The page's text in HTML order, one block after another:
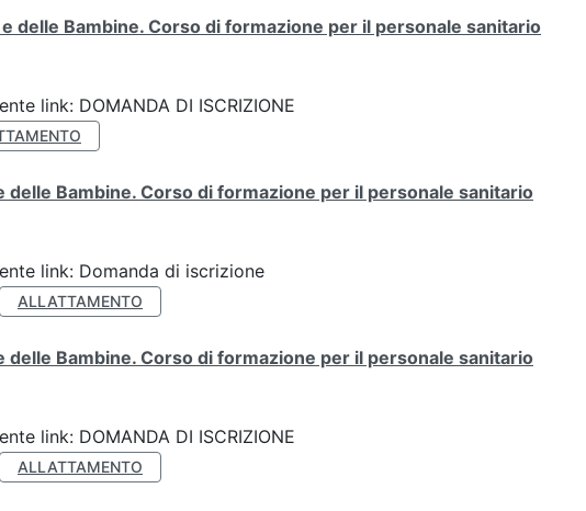
delle Bambine. Corso di formazione per il personale sanitario
link: DOMANDA DI ISCRIZIONE
Bambine. Corso di formazione per il personale sanitario
link: Domanda di iscrizione
ALLATTAMENTO
Bambine. Corso di formazione per il personale sanitario
link: DOMANDA DI ISCRIZIONE
ALLATTAMENTO